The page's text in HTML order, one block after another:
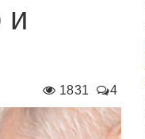
и
1831 4